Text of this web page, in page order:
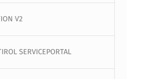
V2
SERVICEPORTAL